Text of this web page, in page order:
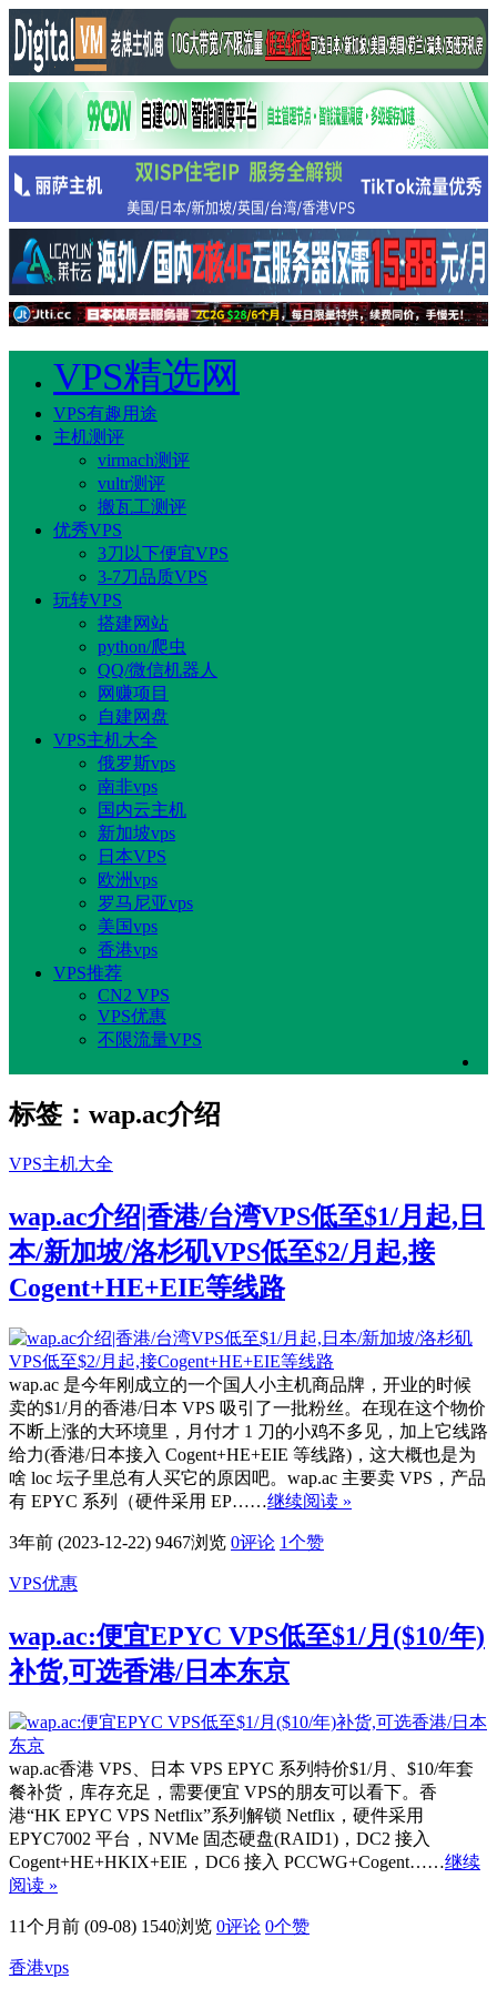
VPS精选网
VPS有趣用途
主机测评
virmach测评
vultr测评
搬瓦工测评
优秀VPS
3刀以下便宜VPS
3-7刀品质VPS
玩转VPS
搭建网站
python/爬虫
QQ/微信机器人
网赚项目
自建网盘
VPS主机大全
俄罗斯vps
南非vps
国内云主机
新加坡vps
日本VPS
欧洲vps
罗马尼亚vps
美国vps
香港vps
VPS推荐
CN2 VPS
VPS优惠
不限流量VPS
标签：wap.ac介绍
VPS主机大全
wap.ac介绍|香港/台湾VPS低至$1/月起,日
本/新加坡/洛杉矶VPS低至$2/月起,接
Cogent+HE+EIE等线路
wap.ac 是今年刚成立的一个国人小主机商品牌，开业的时候
卖的$1/月的香港/日本 VPS 吸引了一批粉丝。在现在这个物价
不断上涨的大环境里，月付才 1 刀的小鸡不多见，加上它线路
给力(香港/日本接入 Cogent+HE+EIE 等线路)，这大概也是为
啥 loc 坛子里总有人买它的原因吧。wap.ac 主要卖 VPS，产品
有 EPYC 系列（硬件采用 EP……继续阅读 »
3年前 (2023-12-22) 9467浏览 0评论 1个赞
VPS优惠
wap.ac:便宜EPYC VPS低至$1/月($10/年)
补货,可选香港/日本东京
wap.ac香港 VPS、日本 VPS EPYC 系列特价$1/月、$10/年套
餐补货，库存充足，需要便宜 VPS的朋友可以看下。香
港“HK EPYC VPS Netflix”系列解锁 Netflix，硬件采用
EPYC7002 平台，NVMe 固态硬盘(RAID1)，DC2 接入
Cogent+HE+HKIX+EIE，DC6 接入 PCCWG+Cogent……继续
阅读 »
11个月前 (09-08) 1540浏览 0评论 0个赞
香港vps